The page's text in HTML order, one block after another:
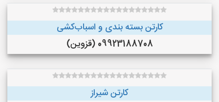
کارتن بسته بندی و اسباب‌کشی
09923188708 (قزوین)
کارتن شیراز